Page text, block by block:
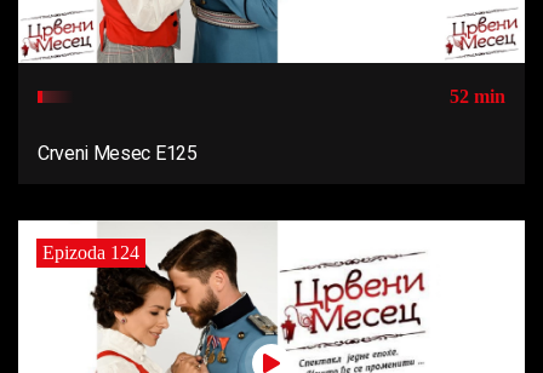
52 min
Crveni Mesec E125
Epizoda 124